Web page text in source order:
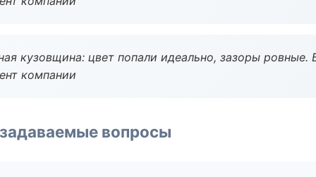
кузовщина: цвет попали идеально, зазоры ровные.
компании
вопросы